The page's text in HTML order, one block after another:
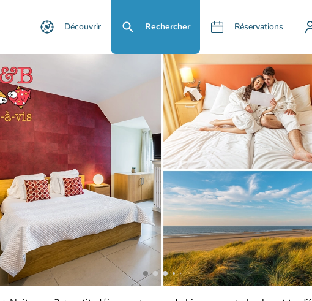
Découvrir Rechercher Réservations